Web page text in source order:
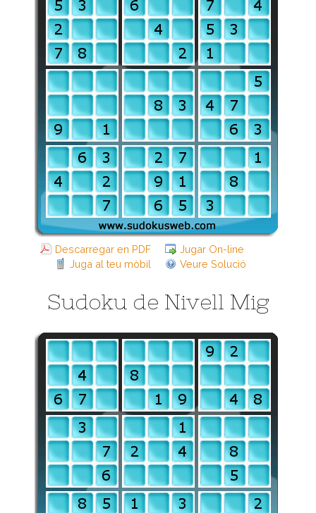
Descarregar en PDF
Jugar On-line
Juga al teu mòbil
Veure Solució
Sudoku de Nivell Mig